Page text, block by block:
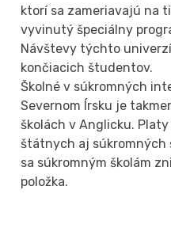
ktorí sa zameriavajú na
vyvinutý špeciálny
Návštevy týchto
končiacich študentov.
Školné v súkromných
Severnom Írsku je
školách v Anglicku.
štátnych aj súkromných
sa súkromným školám
položka.